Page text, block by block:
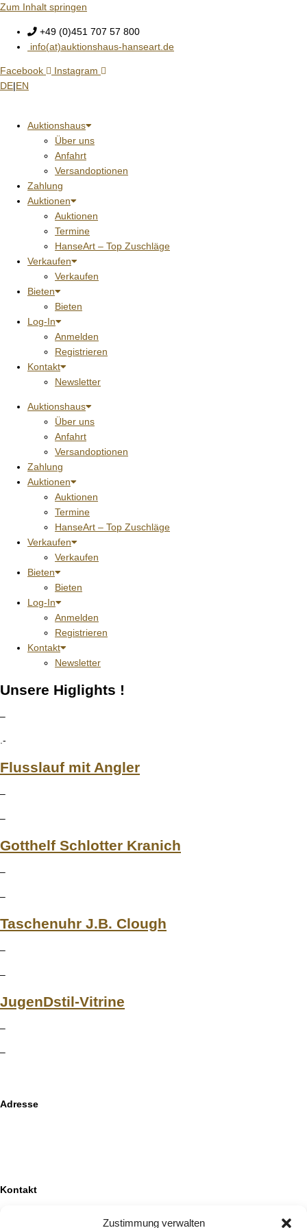
Zustimmung verwalten
Zum Inhalt springen
+49 (0)451 707 57 800
info(at)auktionshaus-hanseart.de
Facebook
Instagram
DE EN
Auktionshaus
Über uns
Anfahrt
Versandoptionen
Zahlung
Auktionen
Auktionen
Termine
HanseArt – Top Zuschläge
Verkaufen
Verkaufen
Bieten
Bieten
Log-In
Anmelden
Registrieren
Kontakt
Newsletter
Auktionshaus
Über uns
Anfahrt
Versandoptionen
Zahlung
Auktionen
Auktionen
Termine
HanseArt – Top Zuschläge
Verkaufen
Verkaufen
Bieten
Bieten
Log-In
Anmelden
Registrieren
Kontakt
Newsletter
Unsere Higlights !
–
.-
Flusslauf mit Angler
–
–
Gotthelf Schlotter Kranich
–
–
Taschenuhr J.B. Clough
–
–
JugenDstil-Vitrine
–
–
Adresse
Kontakt
+49 (0)451 707 57 800